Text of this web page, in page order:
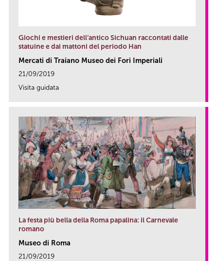
Giochi e mestieri dell’antico Sichuan raccontati dalle
statuine e dai mattoni del periodo Han
Mercati di Traiano Museo dei Fori Imperiali
21/09/2019
Visita guidata
La festa più bella della Roma papalina: il Carnevale
romano
Museo di Roma
21/09/2019